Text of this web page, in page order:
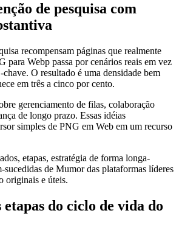
de pesquisa com
recompensam páginas que realmente
para Webp passa por cenários reais em vez
chave. O resultado é uma densidade bem
em três a cinco por cento.
gerenciamento de filas, colaboração
de longo prazo. Essas idéias
simples de PNG em Web em um recurso
etapas, estratégia de forma longa-
sucedidas de Mumor das plataformas líderes
originais e úteis.
etapas do ciclo de vida do